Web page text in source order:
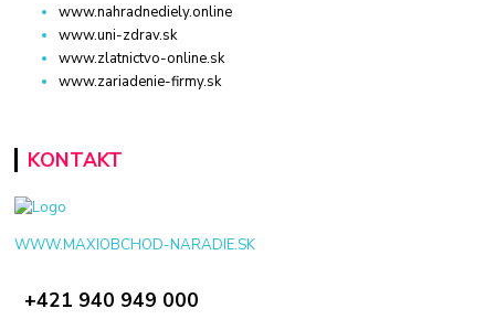
www.nahradnediely.online
www.uni-zdrav.sk
www.zlatnictvo-online.sk
www.zariadenie-firmy.sk
KONTAKT
WWW.MAXIOBCHOD-NARADIE.SK
+421 940 949 000